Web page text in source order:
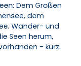
Dem Großen
dem
Wander- und
Seen herum,
- kurz: